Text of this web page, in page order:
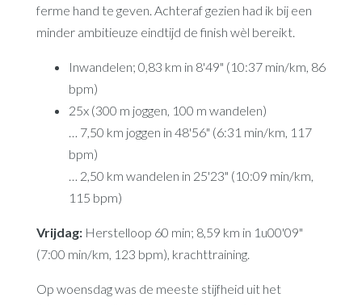
ferme hand te geven. Achteraf gezien had ik bij een
minder ambitieuze eindtijd de finish wèl bereikt.
Inwandelen; 0,83 km in 8'49" (10:37 min/km, 86
bpm)
25x (300 m joggen, 100 m wandelen)
… 7,50 km joggen in 48'56" (6:31 min/km, 117
bpm)
… 2,50 km wandelen in 25'23" (10:09 min/km,
115 bpm)
Vrijdag:Herstelloop 60 min; 8,59 km in 1u00'09"
(7:00 min/km, 123 bpm), krachttraining.
Op woensdag was de meeste stijfheid uit het